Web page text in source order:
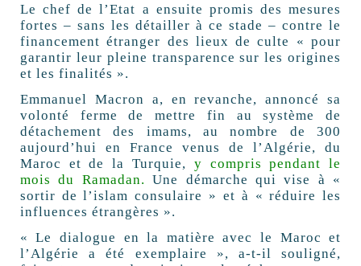
Le chef de l’Etat a ensuite promis des mesures
fortes – sans les détailler à ce stade – contre le
financement étranger des lieux de culte « pour
garantir leur pleine transparence sur les origines
et les finalités ».
Emmanuel Macron a, en revanche, annoncé sa
volonté ferme de mettre fin au système de
détachement des imams, au nombre de 300
aujourd’hui en France venus de l’Algérie, du
Maroc et de la Turquie, y compris pendant le
mois du Ramadan. Une démarche qui vise à «
sortir de l’islam consulaire » et à « réduire les
influences étrangères ».
« Le dialogue en la matière avec le Maroc et
l’Algérie a été exemplaire », a-t-il souligné,